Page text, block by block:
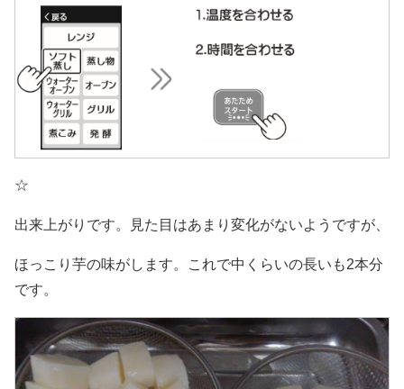
☆
出来上がりです。見た目はあまり変化がないようですが、
ほっこり芋の味がします。これで中くらいの長いも2本分
です。